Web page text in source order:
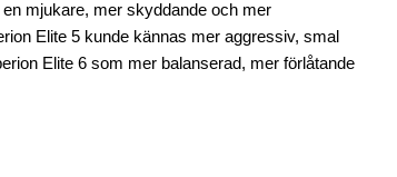
mjukare, mer skyddande och mer
Elite 5 kunde kännas mer aggressiv, smal
Elite 6 som mer balanserad, mer förlåtande